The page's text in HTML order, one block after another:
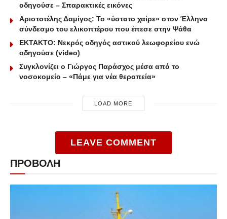
οδηγούσε – Σπαρακτικές εικόνες
Αριστοτέλης Δαμίγος: Το «ύστατο χαίρε» στον Έλληνα
σύνδεσμο του ελικοπτέρου που έπεσε στην Ψάθα
ΕΚΤΑΚΤΟ: Νεκρός οδηγός αστικού λεωφορείου ενώ
οδηγούσε (video)
Συγκλονίζει ο Γιώργος Παράσχος μέσα από το
νοσοκομείο – «Πάμε για νέα θεραπεία»
LOAD MORE
LEAVE COMMENT
ΠΡΟΒΟΛΗ